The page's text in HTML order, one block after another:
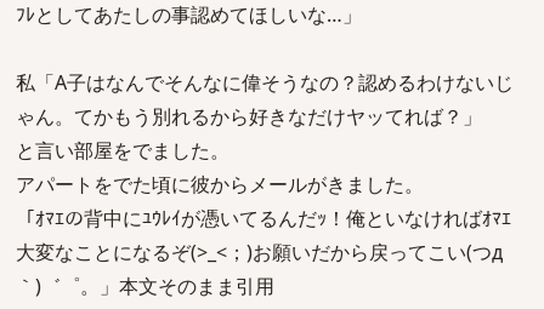
ﾌﾚとしてあたしの事認めてほしいな…」
私「A子はなんでそんなに偉そうなの？認めるわけないじ
ゃん。てかもう別れるから好きなだけヤッてれば？」
と言い部屋をでました。
アパートをでた頃に彼からメールがきました。
「ｵﾏｴの背中にﾕｳﾚｲが憑いてるんだｯ！俺といなければｵﾏｴ
大変なことになるぞ(>_<；)お願いだから戻ってこい(つд
｀)゛゜。」本文そのまま引用